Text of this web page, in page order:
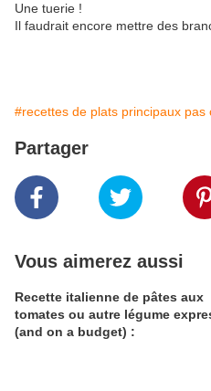
Une tuerie !
Il faudrait encore mettre des
#recettes de plats principaux pas
Partager
Vous aimerez aussi
Recette italienne de pâtes aux
tomates ou autre légume
(and on a budget) :